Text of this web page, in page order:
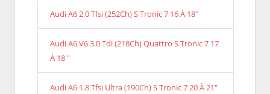
Audi A6 2.0 Tfsi (252Ch) S Tronic 7 16 À 18"
Audi A6 V6 3.0 Tdi (218Ch) Quattro S Tronic 7 17
À 18 "
Audi A6 1.8 Tfsi Ultra (190Ch) S Tronic 7 20 À 21"